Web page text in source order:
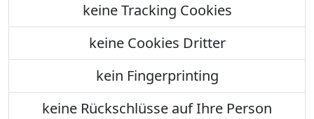
keine Tracking Cookies
keine Cookies Dritter
kein Fingerprinting
keine Rückschlüsse auf Ihre Person